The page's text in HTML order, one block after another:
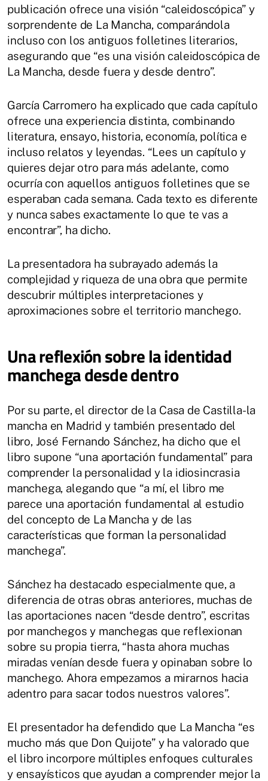
publicación ofrece una visión “caleidoscópica” y
sorprendente de La Mancha, comparándola
incluso con los antiguos folletines literarios,
asegurando que “es una visión caleidoscópica de
La Mancha, desde fuera y desde dentro”.
García Carromero ha explicado que cada capítulo
ofrece una experiencia distinta, combinando
literatura, ensayo, historia, economía, política e
incluso relatos y leyendas. “Lees un capítulo y
quieres dejar otro para más adelante, como
ocurría con aquellos antiguos folletines que se
esperaban cada semana. Cada texto es diferente
y nunca sabes exactamente lo que te vas a
encontrar”, ha dicho.
La presentadora ha subrayado además la
complejidad y riqueza de una obra que permite
descubrir múltiples interpretaciones y
aproximaciones sobre el territorio manchego.
Una reflexión sobre la identidad
manchega desde dentro
Por su parte, el director de la Casa de Castilla-la
mancha en Madrid y también presentado del
libro, José Fernando Sánchez, ha dicho que el
libro supone “una aportación fundamental” para
comprender la personalidad y la idiosincrasia
manchega, alegando que “a mí, el libro me
parece una aportación fundamental al estudio
del concepto de La Mancha y de las
características que forman la personalidad
manchega”.
Sánchez ha destacado especialmente que, a
diferencia de otras obras anteriores, muchas de
las aportaciones nacen “desde dentro”, escritas
por manchegos y manchegas que reflexionan
sobre su propia tierra, “hasta ahora muchas
miradas venían desde fuera y opinaban sobre lo
manchego. Ahora empezamos a mirarnos hacia
adentro para sacar todos nuestros valores”.
El presentador ha defendido que La Mancha “es
mucho más que Don Quijote” y ha valorado que
el libro incorpore múltiples enfoques culturales
y ensayísticos que ayudan a comprender mejor la